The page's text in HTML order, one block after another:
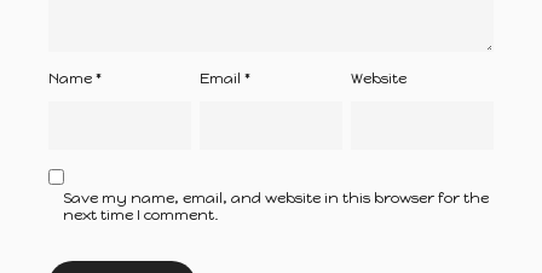
Name * Email* Website
Save my name, email, and website in this browser for the
next time I comment.